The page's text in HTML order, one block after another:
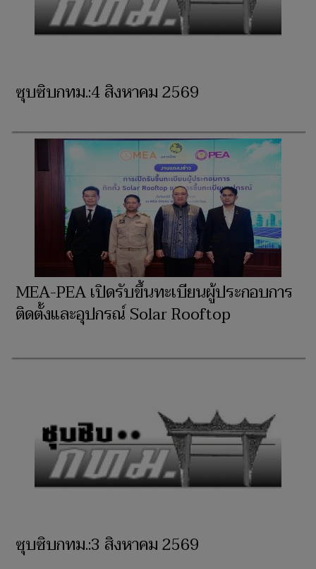
ซุบซิบกทม.:4 สิงหาคม 2569
MEA-PEA เปิดรับขึ้นทะเบียนผู้ประกอบการ
ติดตั้งและอุปกรณ์ Solar Rooftop
ซุบซิบกทม.:3 สิงหาคม 2569